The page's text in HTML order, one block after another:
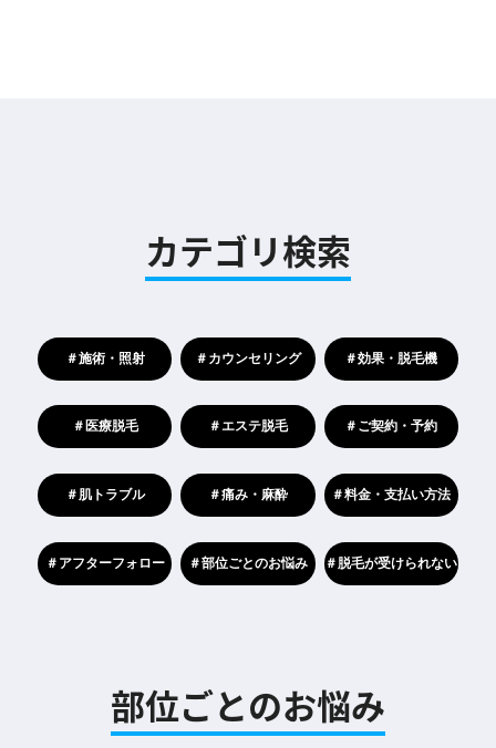
カテゴリ検索
＃施術・照射 ＃カウンセリング ＃効果・脱毛機
＃医療脱毛 ＃エステ脱毛 ＃ご契約・予約
＃肌トラブル ＃痛み・麻酔 ＃料金・支払い方法
＃アフターフォロー ＃部位ごとのお悩み ＃脱毛が受けられない
部位ごとのお悩み